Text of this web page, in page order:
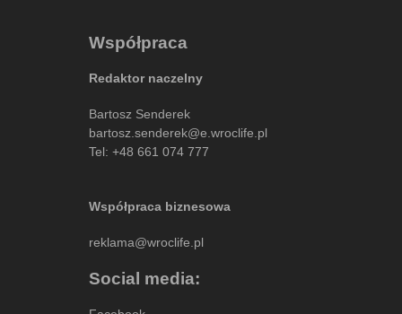
Współpraca
Redaktor naczelny
Bartosz Senderek
bartosz.senderek@e.wroclife.pl
Tel: +48 661 074 777
Współpraca biznesowa
reklama@wroclife.pl
Social media: